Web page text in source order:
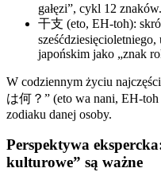
gałęzi”, cykl 12 znaków.
干支 (eto, EH-toh):
japońskim jako „znak
W codziennym życiu
は何？” (eto wa nani, EH-
zodiaku danej osoby.
Perspektywa
kulturowe” są ważne